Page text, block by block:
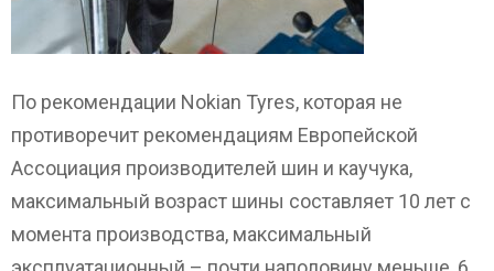
По рекомендации Nokian Tyres, которая не
противоречит рекомендациям Европейской
Ассоциация производителей шин и каучука,
максимальный возраст шины составляет 10 лет с
момента производства, максимальный